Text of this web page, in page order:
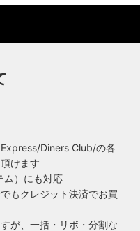
模生産により、他にはな
ジソンが電球を発明した
ます。
Diners Club/の各
けます
ム）にも対応
もクレジット決済でお買
が、一括・リボ・分割な